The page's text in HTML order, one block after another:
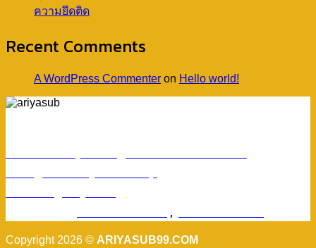
ความยึดติด
Recent Comments
A WordPress Commenter on Hello world!
,
Copyright 2026 © ARIYASUB99.COM